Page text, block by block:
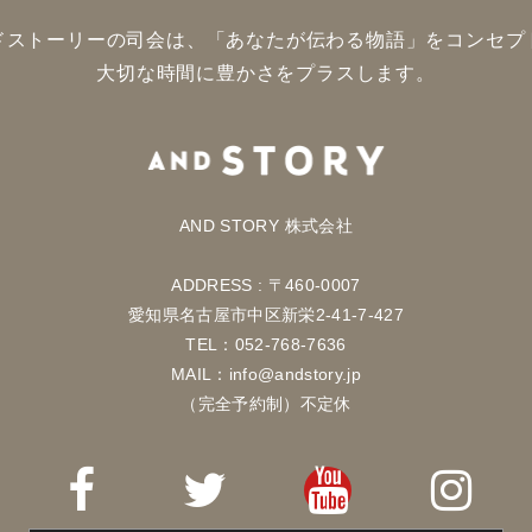
ストーリーの司会は、「あなたが伝わる物語」をコンセプ
大切な時間に豊かさをプラスします。
AND STORY 株式会社
ADDRESS : 〒460-0007
愛知県名古屋市中区新栄2-41-7-427
TEL：052-768-7636
MAIL：info@andstory.jp
（完全予約制）不定休